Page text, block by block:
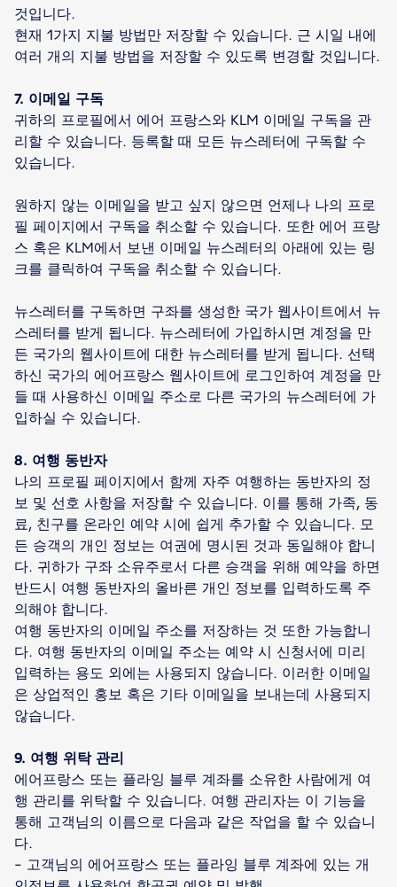
것입니다.
현재 1가지 지불 방법만 저장할 수 있습니다. 근 시일 내에
여러 개의 지불 방법을 저장할 수 있도록 변경할 것입니다.
7. 이메일 구독
귀하의 프로필에서 에어 프랑스와 KLM 이메일 구독을 관
리할 수 있습니다. 등록할 때 모든 뉴스레터에 구독할 수
있습니다.
원하지 않는 이메일을 받고 싶지 않으면 언제나 나의 프로
필 페이지에서 구독을 취소할 수 있습니다. 또한 에어 프랑
스 혹은 KLM에서 보낸 이메일 뉴스레터의 아래에 있는 링
크를 클릭하여 구독을 취소할 수 있습니다.
뉴스레터를 구독하면 구좌를 생성한 국가 웹사이트에서 뉴
스레터를 받게 됩니다. 뉴스레터에 가입하시면 계정을 만
든 국가의 웹사이트에 대한 뉴스레터를 받게 됩니다. 선택
하신 국가의 에어프랑스 웹사이트에 로그인하여 계정을 만
들 때 사용하신 이메일 주소로 다른 국가의 뉴스레터에 가
입하실 수 있습니다.
8. 여행 동반자
나의 프로필 페이지에서 함께 자주 여행하는 동반자의 정
보 및 선호 사항을 저장할 수 있습니다. 이를 통해 가족, 동
료, 친구를 온라인 예약 시에 쉽게 추가할 수 있습니다. 모
든 승객의 개인 정보는 여권에 명시된 것과 동일해야 합니
다. 귀하가 구좌 소유주로서 다른 승객을 위해 예약을 하면
반드시 여행 동반자의 올바른 개인 정보를 입력하도록 주
의해야 합니다.
여행 동반자의 이메일 주소를 저장하는 것 또한 가능합니
다. 여행 동반자의 이메일 주소는 예약 시 신청서에 미리
입력하는 용도 외에는 사용되지 않습니다. 이러한 이메일
은 상업적인 홍보 혹은 기타 이메일을 보내는데 사용되지
않습니다.
9. 여행 위탁 관리
에어프랑스 또는 플라잉 블루 계좌를 소유한 사람에게 여
행 관리를 위탁할 수 있습니다. 여행 관리자는 이 기능을
통해 고객님의 이름으로 다음과 같은 작업을 할 수 있습니
다.
- 고객님의 에어프랑스 또는 플라잉 블루 계좌에 있는 개